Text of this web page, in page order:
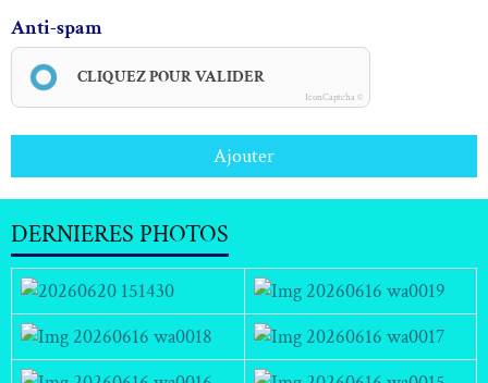
Anti-spam
CLIQUEZ POUR VALIDER
IconCaptcha ©
Ajouter
DERNIERES PHOTOS